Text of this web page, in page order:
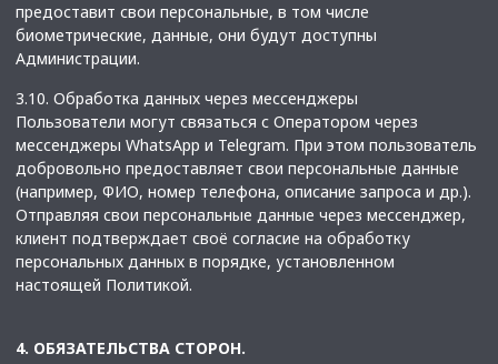
предоставит свои персональные, в том числе
биометрические, данные, они будут доступны
Администрации.
3.10. Обработка данных через мессенджеры
Пользователи могут связаться с Оператором через
мессенджеры WhatsApp и Telegram. При этом пользователь
добровольно предоставляет свои персональные данные
(например, ФИО, номер телефона, описание запроса и др.).
Отправляя свои персональные данные через мессенджер,
клиент подтверждает своё согласие на обработку
персональных данных в порядке, установленном
настоящей Политикой.
4. ОБЯЗАТЕЛЬСТВА СТОРОН.